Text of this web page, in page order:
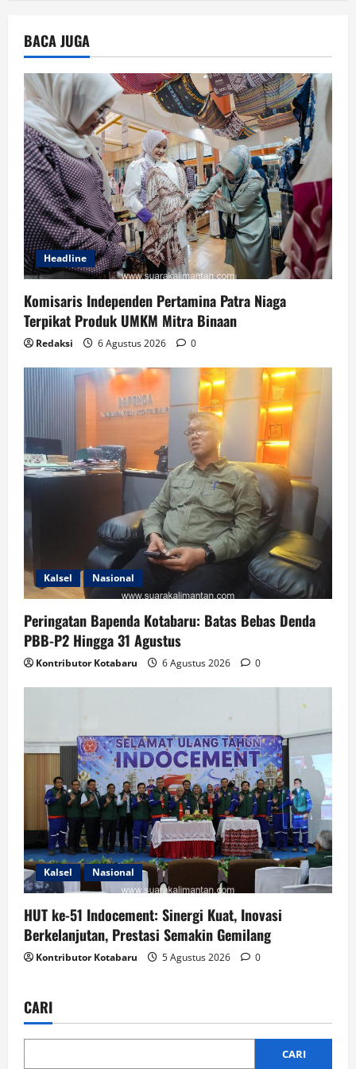
BACA JUGA
Headline
Komisaris Independen Pertamina Patra Niaga
Terpikat Produk UMKM Mitra Binaan
Redaksi 6 Agustus 2026 0
Kalsel Nasional
Peringatan Bapenda Kotabaru: Batas Bebas Denda
PBB-P2 Hingga 31 Agustus
Kontributor Kotabaru 6 Agustus 2026 0
Kalsel Nasional
HUT ke-51 Indocement: Sinergi Kuat, Inovasi
Berkelanjutan, Prestasi Semakin Gemilang
Kontributor Kotabaru 5 Agustus 2026 0
CARI
CARI